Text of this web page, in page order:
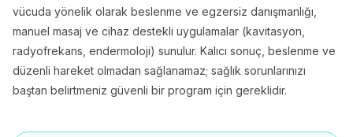
vücuda yönelik olarak beslenme ve egzersiz danışmanlığı,
manuel masaj ve cihaz destekli uygulamalar (kavitasyon,
radyofrekans, endermoloji) sunulur. Kalıcı sonuç, beslenme ve
düzenli hareket olmadan sağlanamaz; sağlık sorunlarınızı
baştan belirtmeniz güvenli bir program için gereklidir.